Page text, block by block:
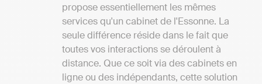
propose essentiellement les mêmes
services qu'un cabinet de l'Essonne. La
seule différence réside dans le fait que
toutes vos interactions se déroulent à
distance. Que ce soit via des cabinets en
ligne ou des indépendants, cette solution